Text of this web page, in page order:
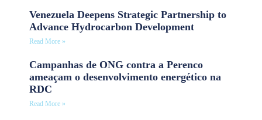
Venezuela Deepens Strategic Partnership to
Advance Hydrocarbon Development
Read More »
Campanhas de ONG contra a Perenco
ameaçam o desenvolvimento energético na
RDC
Read More »